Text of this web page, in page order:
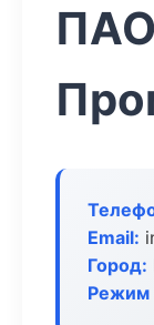
Email:
Город:
Режим